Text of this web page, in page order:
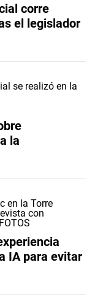
corre
el legislador
la
IA para evitar